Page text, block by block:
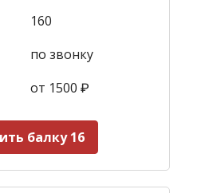
160
по звонку
от 1500 ₽
балку 16